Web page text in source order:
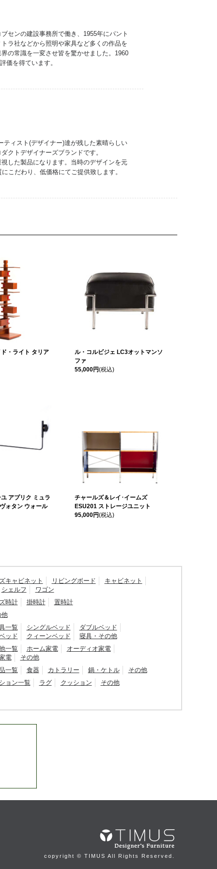
センの建設事務所で働き、1955年にパント
ラ社などから照明や家具など多くの作品を
の常識を一変させ皆を驚かせました。1960
価を得ています。
ィスト(デザイナー)達が残した素晴らしい
クトデザイナーズブランドです。
した製品になります。当時のデザインを元
こだわり、低価格にてご提供致します。
・ライト タリア
ル・コルビジェ LC3オットマンソ
ファ
55,000円(税込)
アプリク ミュラ
ォタン ウォール
チャールズ＆レイ･イームズ
ESU201 ストレージユニット
95,000円(税込)
キャビネット リビングボード
キャビネット
シェルフ
ワゴン
時計
掛時計
置時計
他
一覧
シングルベッド
ダブルベッド
ッド
クィーンベッド
寝具・その他
一覧
ホーム家電
オーディオ家電
電
その他
一覧
食器 カトラリー 鍋・ケトル
その他
ョン一覧
ラグ クッション その他
copyright © TIMUS All Rights Reserved.